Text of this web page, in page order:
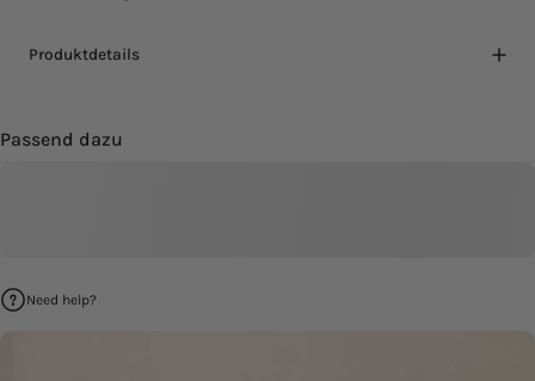
Produktdetails
Passend dazu
Need help?